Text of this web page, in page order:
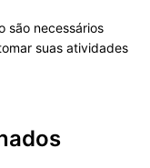
são necessários
suas atividades